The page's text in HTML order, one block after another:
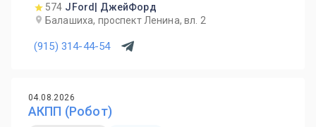
574 JFord| ДжейФорд
Балашиха, проспект Ленина, вл. 2
(915) 314-44-54
04.08.2026
АКПП (Робот)